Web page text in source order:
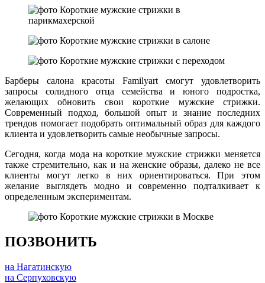
Барберы салона красоты Familyart смогут удовлетворить
запросы солидного отца семейства и юного подростка,
желающих обновить свои короткие мужские стрижки.
Современный подход, большой опыт и знание последних
трендов помогает подобрать оптимальный образ для каждого
клиента и удовлетворить самые необычные запросы.
Сегодня, когда мода на короткие мужские стрижки меняется
также стремительно, как и на женские образы, далеко не все
клиенты могут легко в них ориентироваться. При этом
желание выглядеть модно и современно подталкивает к
определенным экспериментам.
ПОЗВОНИТЬ
на Нагатинскую
на Серпуховскую